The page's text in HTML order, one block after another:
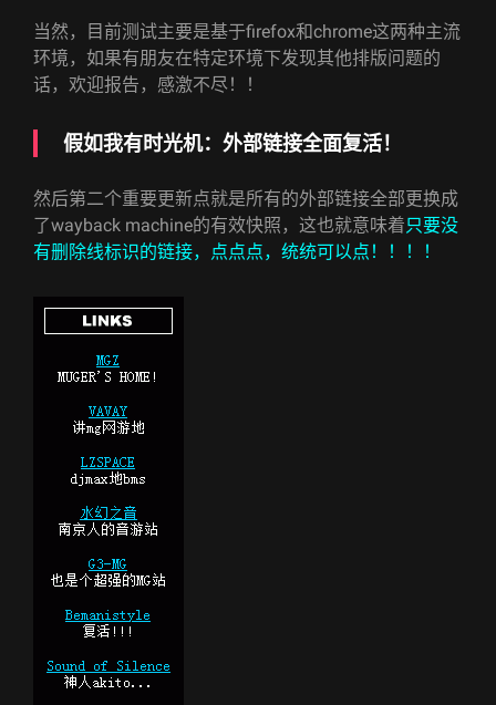
当然，目前测试主要是基于firefox和chrome这两种主流
环境，如果有朋友在特定环境下发现其他排版问题的
话，欢迎报告，感激不尽！！
假如我有时光机：外部链接全面复活！
然后第二个重要更新点就是所有的外部链接全部更换成
了wayback machine的有效快照，这也就意味着只要没
有删除线标识的链接，点点点，统统可以点！！！！